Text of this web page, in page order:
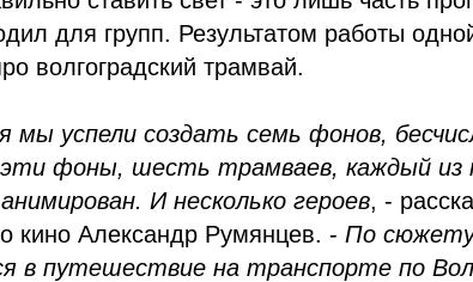
для групп. Результатом работы
волгоградский трамвай.
мы успели создать семь фонов,
эти фоны, шесть трамваев, каждый из
И несколько героев, -
кино Александр Румянцев. - По
в путешествие на транспорте по